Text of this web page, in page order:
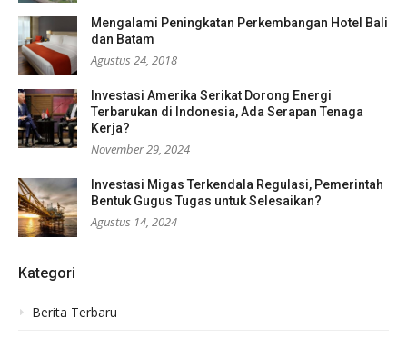
Mengalami Peningkatan Perkembangan Hotel Bali
dan Batam
Agustus 24, 2018
Investasi Amerika Serikat Dorong Energi
Terbarukan di Indonesia, Ada Serapan Tenaga
Kerja?
November 29, 2024
Investasi Migas Terkendala Regulasi, Pemerintah
Bentuk Gugus Tugas untuk Selesaikan?
Agustus 14, 2024
Kategori
Berita Terbaru